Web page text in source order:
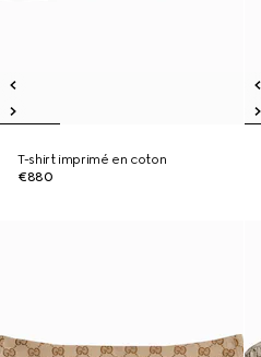
T-shirt imprimé en coton
€880